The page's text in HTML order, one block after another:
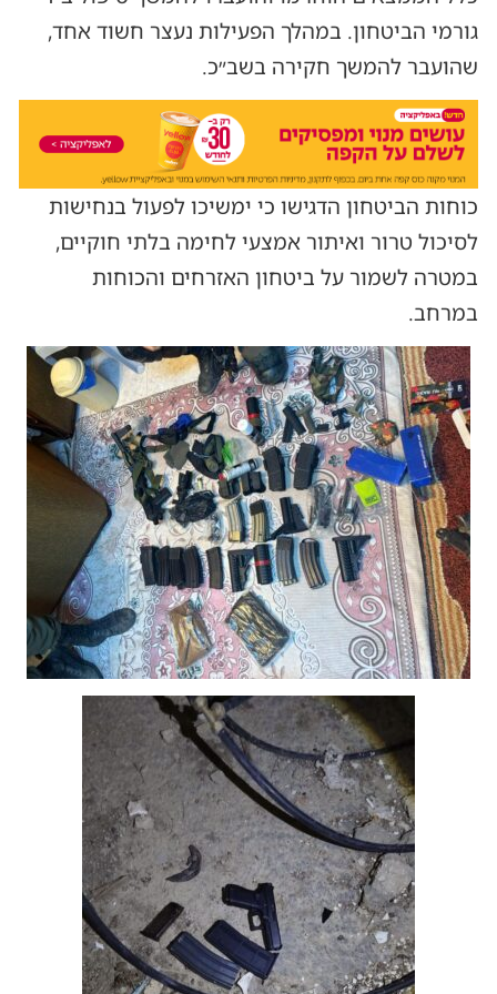
גורמי הביטחון. במהלך הפעילות נעצר חשוד אחד,
שהועבר להמשך חקירה בשב״כ.
כוחות הביטחון הדגישו כי ימשיכו לפעול בנחישות
לסיכול טרור ואיתור אמצעי לחימה בלתי חוקיים,
במטרה לשמור על ביטחון האזרחים והכוחות
במרחב.